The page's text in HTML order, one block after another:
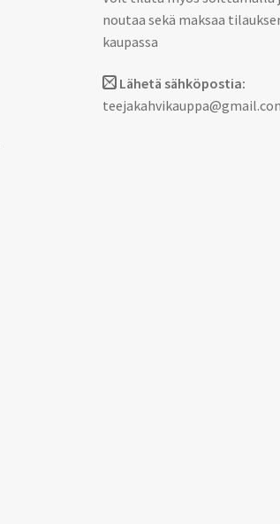
noutaa sekä maksaa
kaupassa
Lähetä sähköpostia: